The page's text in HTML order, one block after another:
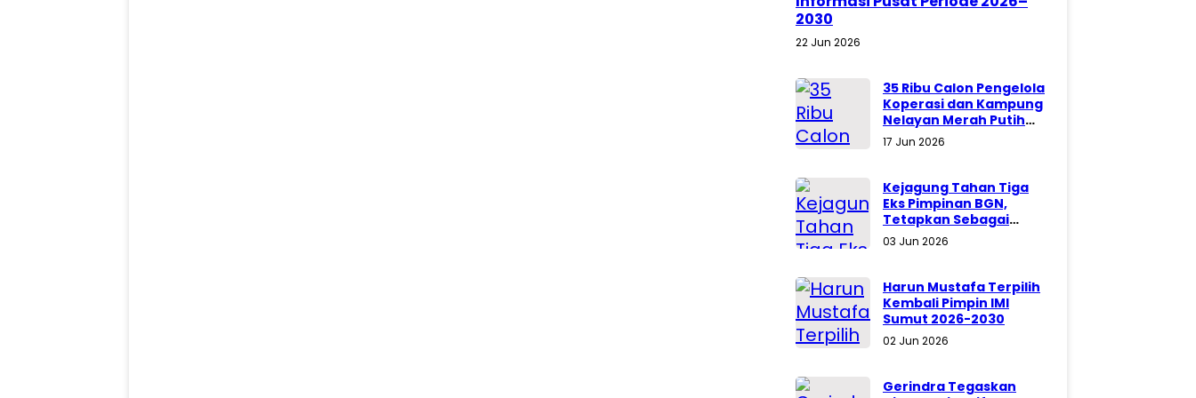
2030
22 Jun 2026
35 Ribu Calon Pengelola
Koperasi dan Kampung
Nelayan Merah Putih
Akan Ikuti Latsarmil
Komcad
17 Jun 2026
Kejagung Tahan Tiga
Eks Pimpinan BGN,
Tetapkan Sebagai
Tersangka
03 Jun 2026
Harun Mustafa Terpilih
Kembali Pimpin IMI
Sumut 2026-2030
02 Jun 2026
Gerindra Tegaskan